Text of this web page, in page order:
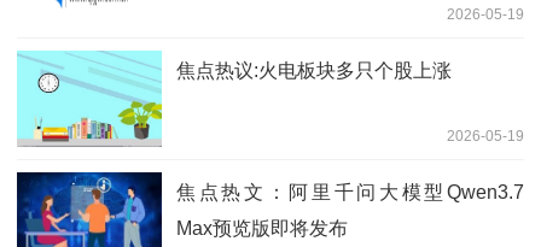
2026-05-19
焦点热议:火电板块多只个股上涨
2026-05-19
焦点热文：阿里千问大模型Qwen3.7
Max预览版即将发布